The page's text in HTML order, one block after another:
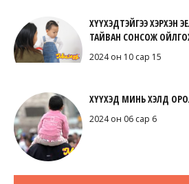
ХҮҮХЭДТЭЙГЭЭ ХЭРХЭН
ТАЙВАН СОНСОЖ
2024 он 10 сар 15
ХҮҮХЭД МИНЬ ХЭЛД
2024 он 06 сар 6